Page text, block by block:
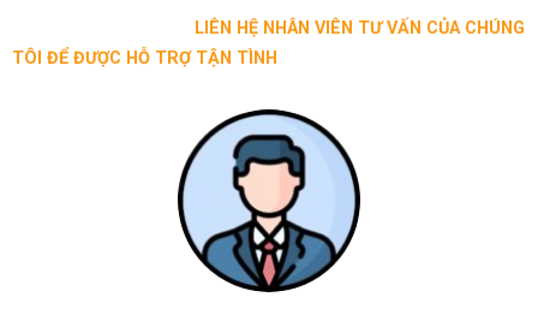
LIÊN HỆ NHÂN VIÊN TƯ VẤN CỦA CHÚNG
TÔI ĐỂ ĐƯỢC HỖ TRỢ TẬN TÌNH